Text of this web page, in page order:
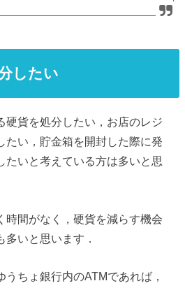
したい
硬貨を処分したい，お店のレジ
たい，貯金箱を開封した際に発
たいと考えている方は多いと思
時間がなく，硬貨を減らす機会
いと思います．
ちょ銀行内のATMであれば，